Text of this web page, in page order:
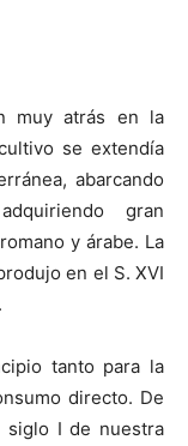
muy atrás en la
se extendía
abarcando
gran
y árabe. La
en el S. XVI
tanto para la
directo. De
siglo I de nuestra